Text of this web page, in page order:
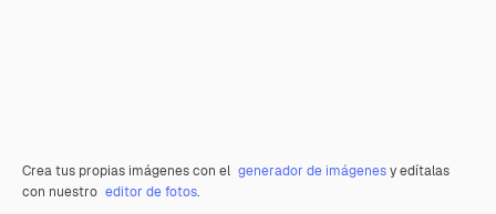
Crea tus propias imágenes con el generador de imágenesy edítalas
con nuestro editor de fotos.